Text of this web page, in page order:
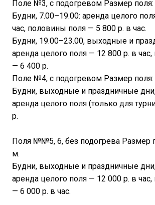
Поле №3, с подогревом Размер
Будни, 7.00–19.00: аренда целого
час, половины поля — 5 800 р. в час.
Будни, 19.00–23.00, выходные и
аренда целого поля — 12 800 р. в
— 6 400 р.
Поле №4, с подогревом Размер поля:
Будни, выходные и праздничные
аренда целого поля (только для
р.
Поля №№5, 6, без подогрева Размер
м.
Будни, выходные и праздничные
аренда целого поля — 12 000 р. в
— 6 000 р. в час.